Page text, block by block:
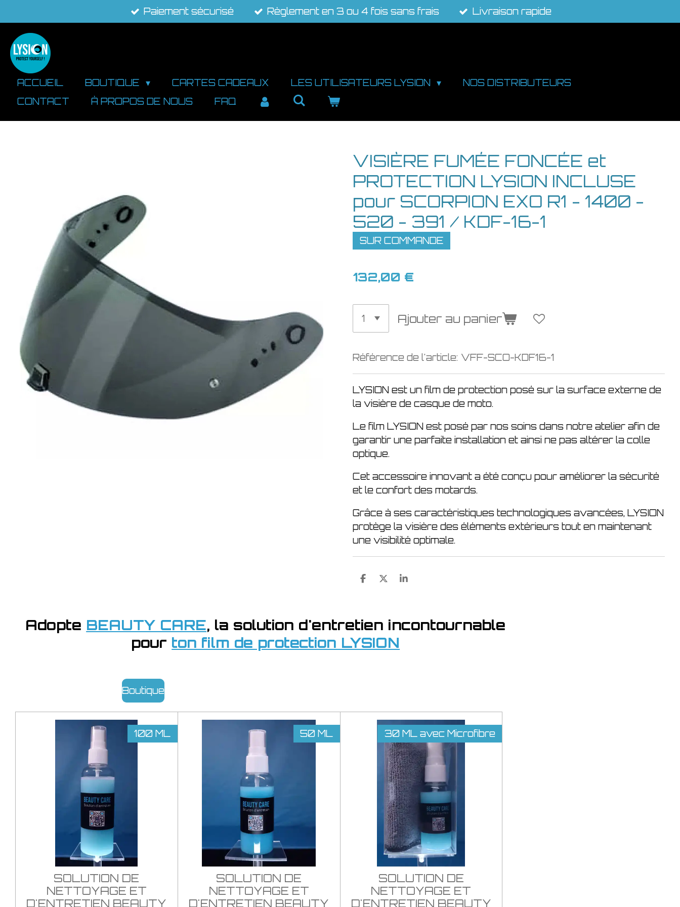
au
contenu
principal
Paiement sécurisé Règlement en 3 ou 4 fois sans frais Livraison rapide
ACCUEIL BOUTIQUE CARTES CADEAUX LES UTILISATEURS LYSION
NOS DISTRIBUTEURS
CONTACT
À PROPOS DE NOUS FAQ
VISIÈRE FUMÉE FONCÉE et
PROTECTION LYSION INCLUSE
pour SCORPION EXO R1 - 1400 -
520 - 391 / KDF-16-1
SUR COMMANDE
132,00 €
Ajouter au panier
Référence de l'article: VFF-SCO-KDF16-1
LYSION est un film de protection posé sur la surface externe de
la visière de casque de moto.
Le film LYSION est posé par nos soins dans notre atelier afin de
garantir une parfaite installation et ainsi ne pas altérer la colle
optique.
Cet accessoire innovant a été conçu pour améliorer la sécurité
et le confort des motards.
Grâce à ses caractéristiques technologiques avancées, LYSION
protège la visière des éléments extérieurs tout en maintenant
une visibilité optimale.
P
a
g
e
r
P
g
e
r
P
g
Adopte BEAUTY CARE, la solution d'entretien incontournable
pour ton film de protection LYSION
Boutique
100 ML
SOLUTION DE
NETTOYAGE ET
D'ENTRETIEN BEAUTY
50 ML
SOLUTION DE
NETTOYAGE ET
D'ENTRETIEN BEAUTY
30 ML avec Microfibre
SOLUTION DE
NETTOYAGE ET
D'ENTRETIEN BEAUTY